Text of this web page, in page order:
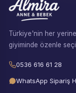
Türkiye'nin her
giyiminde özenle
0536 616 61 28
WhatsApp Sipariş